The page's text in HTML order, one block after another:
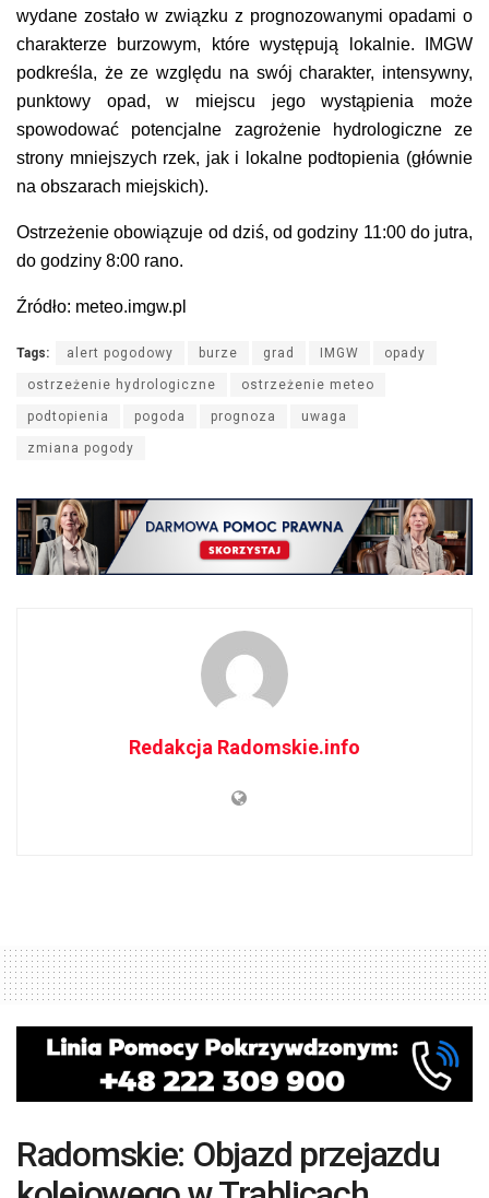
wydane zostało w związku z prognozowanymi opadami o
charakterze burzowym, które występują lokalnie. IMGW
podkreśla, że ze względu na swój charakter, intensywny,
punktowy opad, w miejscu jego wystąpienia może
spowodować potencjalne zagrożenie hydrologiczne ze
strony mniejszych rzek, jak i lokalne podtopienia (głównie
na obszarach miejskich).
Ostrzeżenie obowiązuje od dziś, od godziny 11:00 do jutra,
do godziny 8:00 rano.
Źródło: meteo.imgw.pl
Tags: alert pogodowy burze grad IMGW opady
ostrzeżenie hydrologiczne ostrzeżenie meteo
podtopienia pogoda prognoza uwaga
zmiana pogody
Redakcja Radomskie.info
Radomskie: Objazd przejazdu